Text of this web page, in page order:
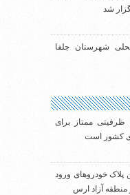
شد
شهرستان جلفا
ظرفیتی ممتاز برای
کشور است
پلاک خودروهای ورود
آزاد ارس